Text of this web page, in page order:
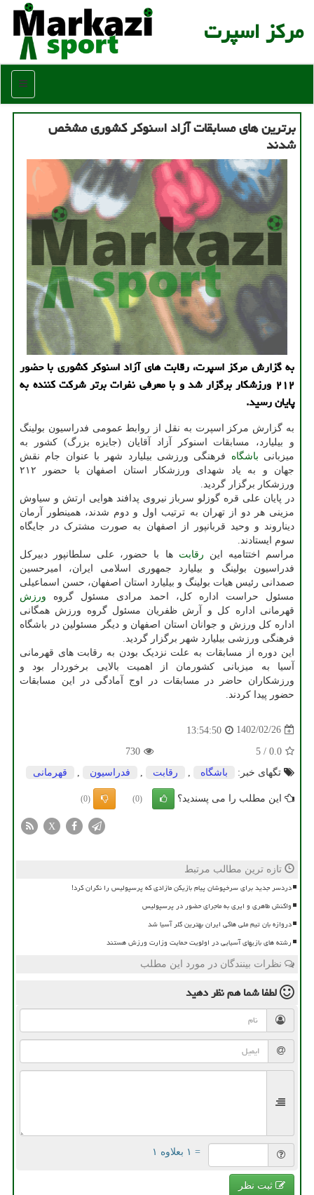
مركز اسپرت
منو
برترین های مسابقات آزاد اسنوکر کشوری مشخص
شدند
به گزارش مرکز اسپرت، رقابت های آزاد اسنوکر کشوری با حضور
۲۱۲ ورزشکار برگزار شد و با معرفی نفرات برتر شرکت کننده به
پایان رسید.
به گزارش مرکز اسپرت به نقل از روابط عمومی فدراسیون بولینگ
و بیلیارد، مسابقات اسنوکر آزاد آقایان (جایزه بزرگ) کشور به
میزبانی باشگاه فرهنگی ورزشی بیلیارد شهر با عنوان جام نقش
جهان و به یاد شهدای ورزشکار استان اصفهان با حضور ۲۱۲
ورزشکار برگزار گردید.
در پایان علی قره گوزلو سرباز نیروی پدافند هوایی ارتش و سیاوش
مزینی هر دو از تهران به ترتیب اول و دوم شدند، همینطور آرمان
دیناروند و وحید قربانپور از اصفهان به صورت مشترک در جایگاه
سوم ایستادند.
مراسم اختتامیه این رقابت ها با حضور، علی سلطانپور دبیرکل
فدراسیون بولینگ و بیلیارد جمهوری اسلامی ایران، امیرحسین
صمدانی رئیس هیات بولینگ و بیلیارد استان اصفهان، حسن اسماعیلی
مسئول حراست اداره کل، احمد مرادی مسئول گروه ورزش
قهرمانی اداره کل و آرش ظفریان مسئول گروه ورزش همگانی
اداره کل ورزش و جوانان استان اصفهان و دیگر مسئولین در باشگاه
فرهنگی ورزشی بیلیارد شهر برگزار گردید.
این دوره از مسابقات به علت نزدیک بودن به رقابت های قهرمانی
آسیا به میزبانی کشورمان از اهمیت بالایی برخوردار بود و
ورزشکاران حاضر در مسابقات در اوج آمادگی در این مسابقات
حضور پیدا کردند.
1402/02/26
13:54:50
0.0
/
5
730
تگهای خبر:
باشگاه رقابت فدراسیون قهرمانی
این مطلب را می پسندید؟ (0)
(0)
X
تازه ترین مطالب مرتبط
دردسر جدید برای سرخپوشان پیام بازیکن مازادی که پرسپولیس را نگران کرد!
واکنش طاهری و ایری به ماجرای حضور در پرسپولیس
دروازه بان تیم ملی هاکی ایران بهترین گلر آسیا شد
رشته های بازیهای آسیایی در اولویت حمایت وزارت ورزش هستند
نظرات بینندگان در مورد این مطلب
لطفا شما همنظر دهید
= ۱ بعلاوه ۱
ثبت نظر